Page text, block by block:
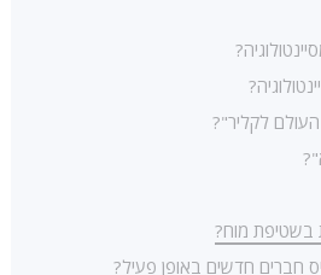
לקליר"?
בשטיפת מוח?
חברים חדשים באופן פעיל?